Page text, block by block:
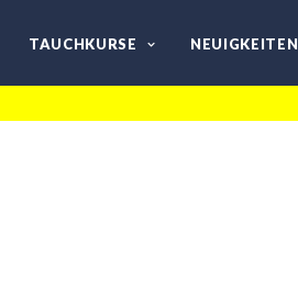
TAUCHKURSE NEUIGKEITEN